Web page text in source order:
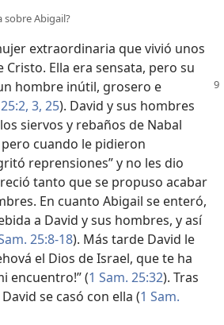
sobre Abigail?
extraordinaria que vivió unos
Cristo. Ella era sensata, pero su
hombre inútil, grosero e
3, 25). David y sus hombres
siervos y rebaños de Nabal
cuando le pidieron
reprensiones” y no les dio
tanto que se propuso acabar
En cuanto Abigail se enteró,
a David y sus hombres, y así
25:8-18). Más tarde David le
el Dios de Israel, que te ha
encuentro!” (1 Sam. 25:32). Tras
se casó con ella (1 Sam.